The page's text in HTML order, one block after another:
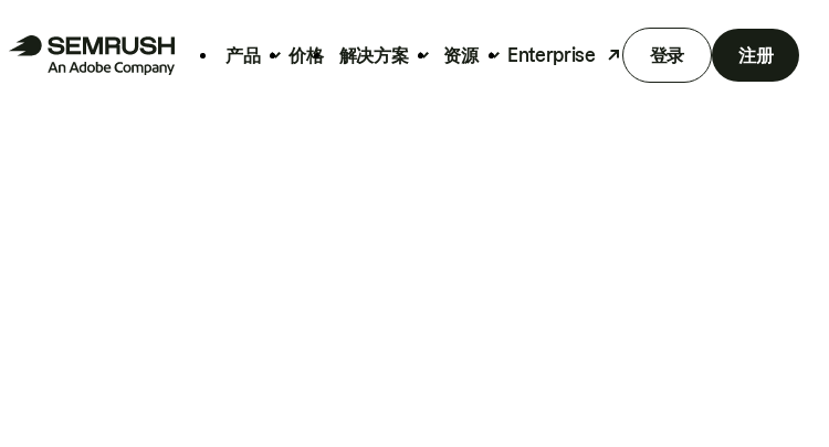
产品 价格 解决方案 资源 Enterprise 登录 注册